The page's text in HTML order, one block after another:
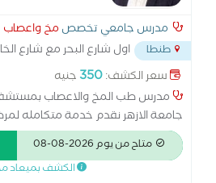
مدرس جامعي تخصص مخ واعصاب
طنطا اول شارع البحر مع شارع
سعر الكشف:350 جنيه
مدرس طب المخ والاعصاب
جامعة الازهر نقدم خدمة متكامله
والطب النفسي( كشف رسم عصب
الاعصاب وحدة تخاطب ومقاييس
نتشرف بخدمتكم ونتمني للجميع
متاح من يوم 2026-08-08
الكشف بميعاد